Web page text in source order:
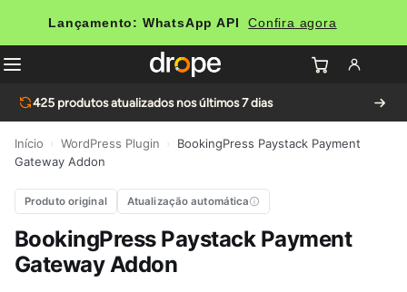
Lançamento: WhatsApp API Confira agora
425 produtos atualizados nos últimos 7 dias
Início WordPress Plugin
BookingPress Paystack Payment
Gateway Addon
Produto original Atualização automática
BookingPress Paystack Payment
Gateway Addon